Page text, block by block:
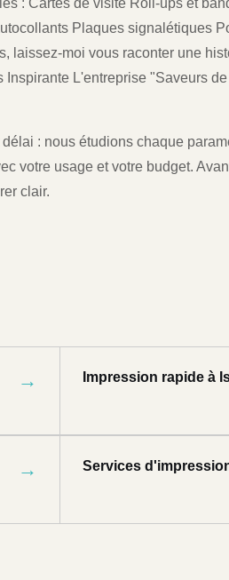
: Cartes de visite Roll-ups et
Plaques signalétiques
laissez-moi vous raconter une
L'entreprise "Saveurs
: nous étudions chaque
votre usage et votre budget.
clair.
→ Impression rapide à
→ Services